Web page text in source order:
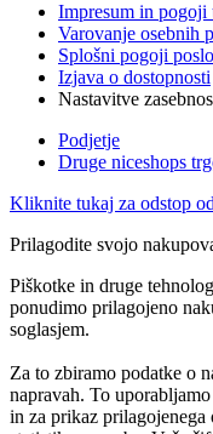
Impresum in pogoji
Varovanje osebnih
Splošni pogoji
Izjava o dostopnosti
Nastavitve
Podjetje
Druge niceshops
Kliknite tukaj za odstop
Prilagodite svojo
Piškotke in druge
ponudimo prilagojeno
soglasjem.
Za to zbiramo podatke o
napravah. To
in za prikaz prilagojenega